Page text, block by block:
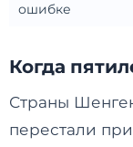
ошибке
Когда
Страны
перестали